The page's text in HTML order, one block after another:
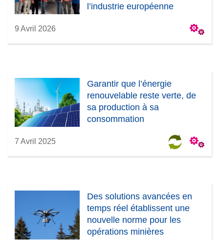
l’industrie européenne
9 Avril 2026
Garantir que l’énergie
renouvelable reste verte, de
sa production à sa
consommation
7 Avril 2025
Des solutions avancées en
temps réel établissent une
nouvelle norme pour les
opérations minières